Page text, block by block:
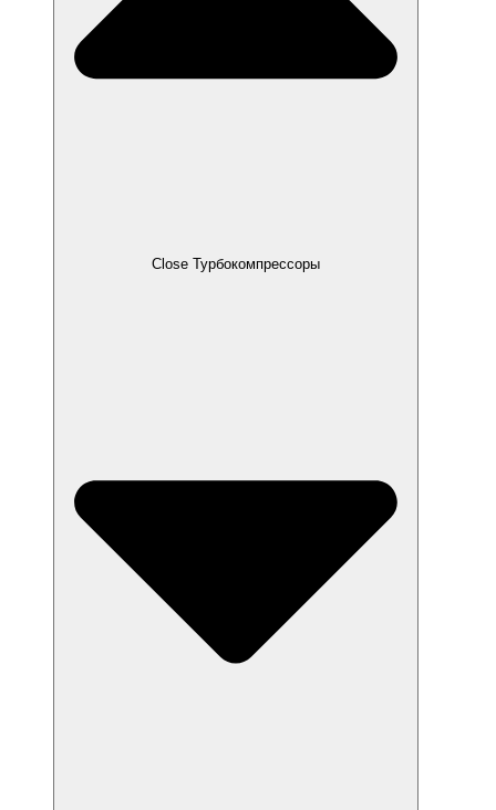
Close Турбокомпрессоры